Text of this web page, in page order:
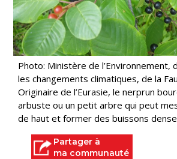
Photo: Ministère de l’Environnement,
les changements climatiques, de la
Originaire de l’Eurasie, le nerprun
arbuste ou un petit arbre qui peut
de haut et former des buissons
Partager à
ma communauté